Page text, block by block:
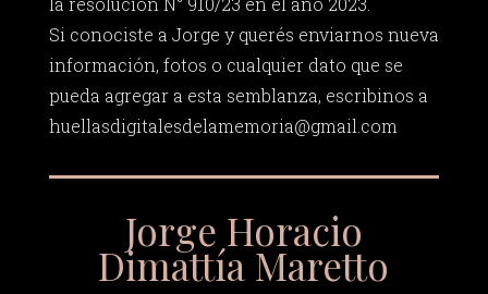
Si conociste a Jorge y querés enviarnos nueva
información, fotos o cualquier dato que se
pueda agregar a esta semblanza, escribinos a
huellasdigitalesdelamemoria@gmail.com
Jorge Horacio
Dimattía Maretto